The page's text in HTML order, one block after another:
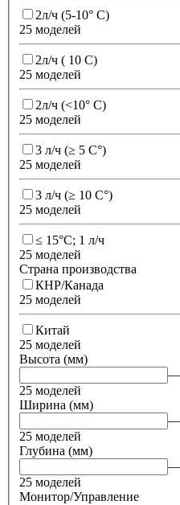
2л/ч (5-10° С)
25 моделей
2л/ч ( 10 С)
25 моделей
2л/ч (<10° С)
25 моделей
3 л/ч (≥ 5 C°)
25 моделей
3 л/ч (≥ 10 C°)
25 моделей
≤ 15°С; 1 л/ч
25 моделей
Страна производства
КНР/Канада
25 моделей
Китай
25 моделей
Высота (мм)
—
25 моделей
Ширина (мм)
—
25 моделей
Глубина (мм)
—
25 моделей
Монитор/Управление